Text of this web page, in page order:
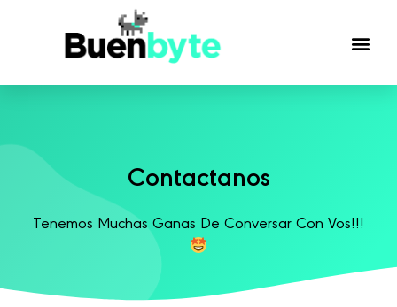
Contactanos
Tenemos Muchas Ganas De Conversar Con Vos!!!